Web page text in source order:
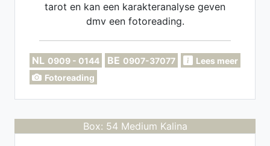
tarot en kan een karakteranalyse geven
dmv een fotoreading.
NL 0909 - 0144 BE 0907-37077
Lees meer
Fotoreading
Box: 54 Medium Kalina